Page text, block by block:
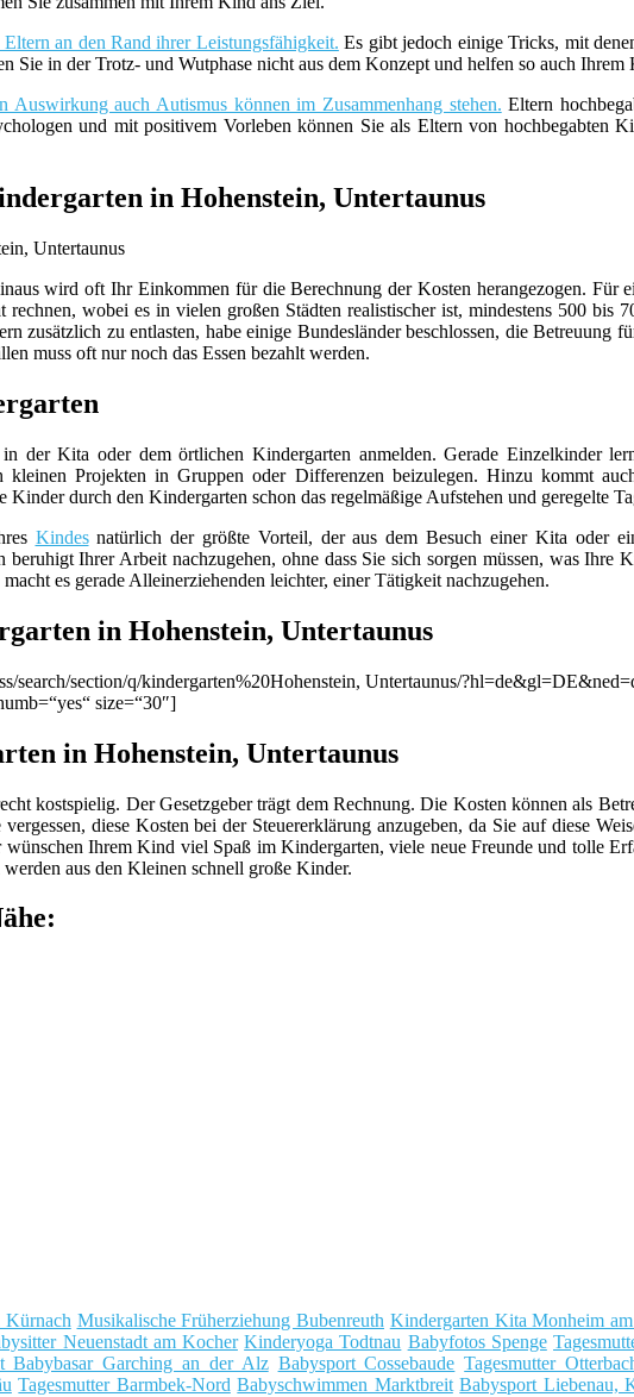
an den Rand ihrer Leistungsfähigkeit. Es gibt jedoch einige Tricks, mit
Sie in der Trotz- und Wutphase nicht aus dem Konzept und helfen so auch
Auswirkung auch Autismus können im Zusammenhang stehen. Eltern
und mit positivem Vorleben können Sie als Eltern von hochbegabten
in Hohenstein, Untertaunus
wird oft Ihr Einkommen für die Berechnung der Kosten herangezogen. Für
wobei es in vielen großen Städten realistischer ist, mindestens 500 bis
zusätzlich zu entlasten, habe einige Bundesländer beschlossen, die Betreuung
muss oft nur noch das Essen bezahlt werden.
Kita oder dem örtlichen Kindergarten anmelden. Gerade Einzelkinder
kleinen Projekten in Gruppen oder Differenzen beizulegen. Hinzu kommt
durch den Kindergarten schon das regelmäßige Aufstehen und geregelte
Kindesnatürlich der größte Vorteil, der aus dem Besuch einer Kita oder
Ihrer Arbeit nachzugehen, ohne dass Sie sich sorgen müssen, was
es gerade Alleinerziehenden leichter, einer Tätigkeit nachzugehen.
in Hohenstein, Untertaunus
search/section/q/kindergarten%20Hohenstein, Untertaunus/
size=“30″]
in Hohenstein, Untertaunus
kostspielig. Der Gesetzgeber trägt dem Rechnung. Die Kosten können als
diese Kosten bei der Steuererklärung anzugeben, da Sie auf diese
Ihrem Kind viel Spaß im Kindergarten, viele neue Freunde und tolle
aus den Kleinen schnell große Kinder.
Kürnach Musikalische Früherziehung Bubenreuth Kindergarten Kita Monheim
Neuenstadt am Kocher Kinderyoga Todtnau Babyfotos Spenge
Babybasar Garching an der Alz Babysport Cossebaude Tagesmutter
Tagesmutter Barmbek-Nord Babyschwimmen Marktbreit Babysport Liebenau,